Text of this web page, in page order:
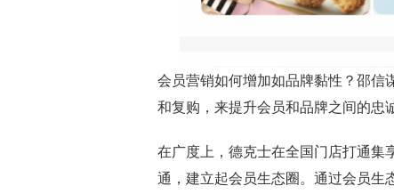
会员营销如何增加如品牌黏性？邵信
和复购，来提升会员和品牌之间的忠
在广度上，德克士在全国门店打通集
通，建立起会员生态圈。通过会员生